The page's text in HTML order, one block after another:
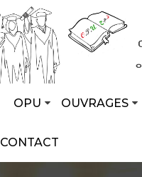
OPU OUVRAGES
CONTACT